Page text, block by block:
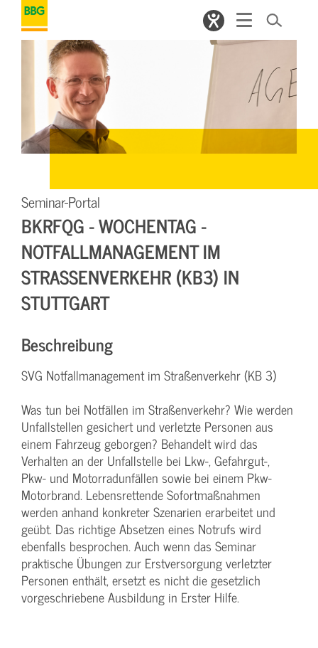
Seminar-Portal
BKRFQG - WOCHENTAG -
NOTFALLMANAGEMENT IM
STRASSENVERKEHR (KB3) IN S
TUTTGART
Beschreibung
SVG Notfallmanagement im Straßenverkehr (KB 3)
Was tun bei Notfällen im Straßenverkehr? Wie werden
Unfallstellen gesichert und verletzte Personen aus
einem Fahrzeug geborgen? Behandelt wird das
Verhalten an der Unfallstelle bei Lkw-, Gefahrgut-,
Pkw- und Motorradunfällen sowie bei einem Pkw-
Motorbrand. Lebensrettende Sofortmaßnahmen
werden anhand konkreter Szenarien erarbeitet und
geübt. Das richtige Absetzen eines Notrufs wird
ebenfalls besprochen. Auch wenn das Seminar
praktische Übungen zur Erstversorgung verletzter
Personen enthält, ersetzt es nicht die gesetzlich
vorgeschriebene Ausbildung in Erster Hilfe.